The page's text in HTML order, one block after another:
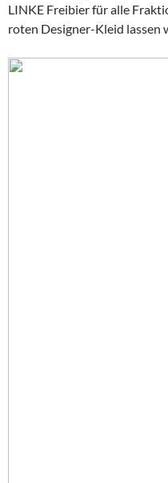
LINKE Freibier für alle
roten Designer-Kleid lassen